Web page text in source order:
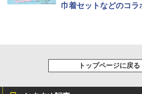
￥-
￥6,579
巾着セットなどのコラ
トップページに戻る